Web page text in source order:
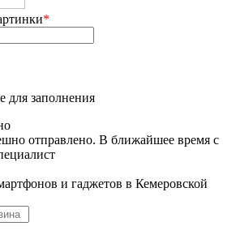
*
для заполнения
отправлено. В ближайшее время с
и гаджетов в Кемеровской